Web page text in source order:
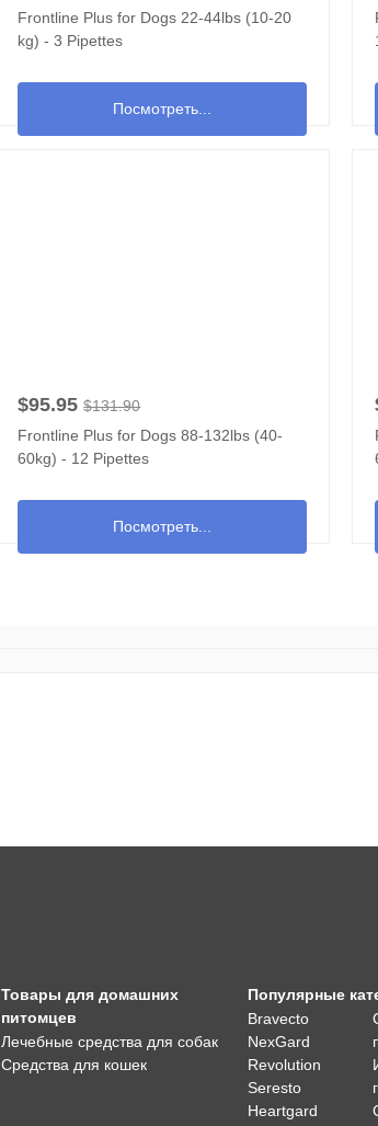
Frontline Plus for Dogs 22-44lbs (10-20
kg) - 3 Pipettes
Посмотреть...
$95.95 $131.90
Frontline Plus for Dogs 88-132lbs (40-
60kg) - 12 Pipettes
Посмотреть...
Товары для домашних
питомцев
Лечебные средства для собак
Средства для кошек
Популярные
Bravecto
NexGard
Revolution
Seresto
Heartgard